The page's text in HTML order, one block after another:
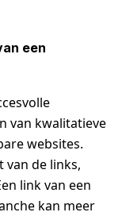
een
van kwalitatieve
websites.
van de links,
link van een
kan meer